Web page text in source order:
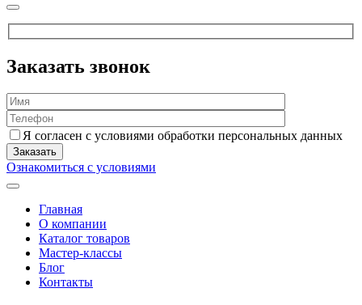
Заказать звонок
Я согласен с условиями обработки персональных данных
Ознакомиться с условиями
Главная
О компании
Каталог товаров
Мастер-классы
Блог
Контакты